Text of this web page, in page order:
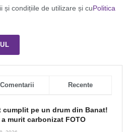
și condițiile de utilizare și cuPolitica
Comentarii Recente
cumplit pe un drum din Banat!
murit carbonizat FOTO